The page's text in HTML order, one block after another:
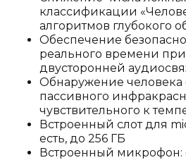
классификации
алгоритмов глубокого
Обеспечение
реального времени
двусторонней
Обнаружение
пассивного
чувствительного к
Встроенный слот для
есть, до 256 ГБ
Встроенный микрофон: